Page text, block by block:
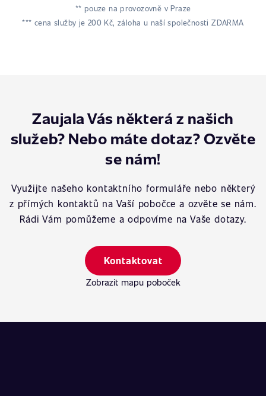
** pouze na provozovně v Praze
*** cena služby je 200 Kč, záloha u naší společnosti ZDARMA
Zaujala Vás některá z našich
služeb? Nebo máte dotaz? Ozvěte
se nám!
Využijte našeho kontaktního formuláře nebo některý
z přímých kontaktů na Vaší pobočce a ozvěte se nám.
Rádi Vám pomůžeme a odpovíme na Vaše dotazy.
Kontaktovat
Zobrazit mapu poboček